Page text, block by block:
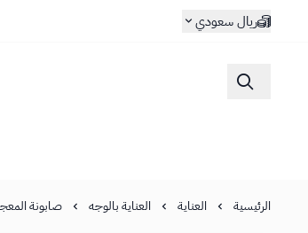
ريال سعودي
الرئيسية العناية العناية بالوجه صابونة